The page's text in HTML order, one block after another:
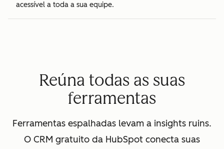
acessível a toda a sua equipe.
Reúna todas as suas
ferramentas
Ferramentas espalhadas levam a insights ruins.
O CRM gratuito da HubSpot conecta suas